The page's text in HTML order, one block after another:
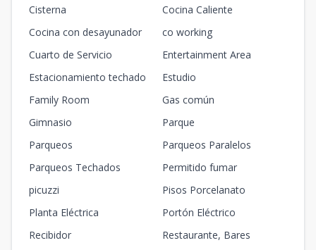
Cisterna
Cocina Caliente
Cocina con desayunador
co working
Cuarto de Servicio
Entertainment Area
Estacionamiento techado
Estudio
Family Room
Gas común
Gimnasio
Parque
Parqueos
Parqueos Paralelos
Parqueos Techados
Permitido fumar
picuzzi
Pisos Porcelanato
Planta Eléctrica
Portón Eléctrico
Recibidor
Restaurante, Bares